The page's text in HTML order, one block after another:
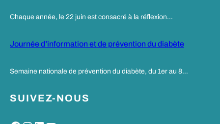
Chaque année, le 22 juin est consacré à la réflexion…
Journée d’information et de prévention du diabète
Semaine nationale de prévention du diabète, du 1er au 8…
SUIVEZ-NOUS